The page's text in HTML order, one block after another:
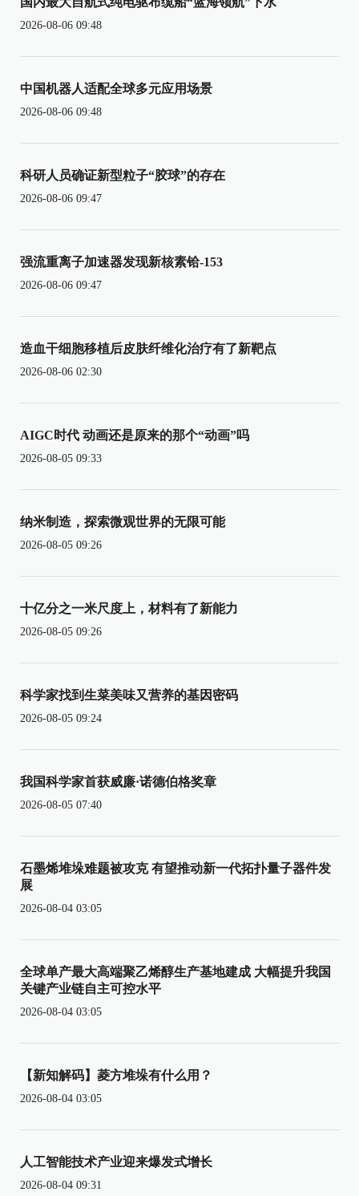
2026-08-06 09:48
中国机器人适配全球多元应用场景
2026-08-06 09:48
科研人员确证新型粒子“胶球”的存在
2026-08-06 09:47
强流重离子加速器发现新核素铪-153
2026-08-06 09:47
造血干细胞移植后皮肤纤维化治疗有了新靶点
2026-08-06 02:30
AIGC时代 动画还是原来的那个“动画”吗
2026-08-05 09:33
纳米制造，探索微观世界的无限可能
2026-08-05 09:26
十亿分之一米尺度上，材料有了新能力
2026-08-05 09:26
科学家找到生菜美味又营养的基因密码
2026-08-05 09:24
我国科学家首获威廉·诺德伯格奖章
2026-08-05 07:40
石墨烯堆垛难题被攻克 有望推动新一代拓扑量子器件发
展
2026-08-04 03:05
全球单产最大高端聚乙烯醇生产基地建成 大幅提升我国
关键产业链自主可控水平
2026-08-04 03:05
【新知解码】菱方堆垛有什么用？
2026-08-04 03:05
人工智能技术产业迎来爆发式增长
2026-08-04 09:31